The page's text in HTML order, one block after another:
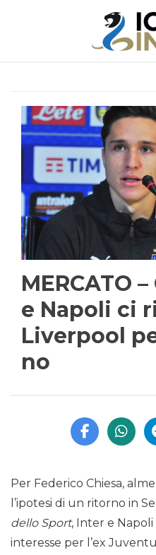
MERCATO
e Napoli ci
Liverpool
no
Per Federico Chiesa,
l’ipotesi di un ritorno in
dello Sport, Inter e
interesse per l’ex